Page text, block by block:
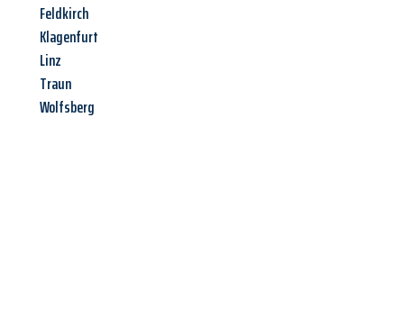
Feldkirch
Klagenfurt
Linz
Traun
Wolfsberg